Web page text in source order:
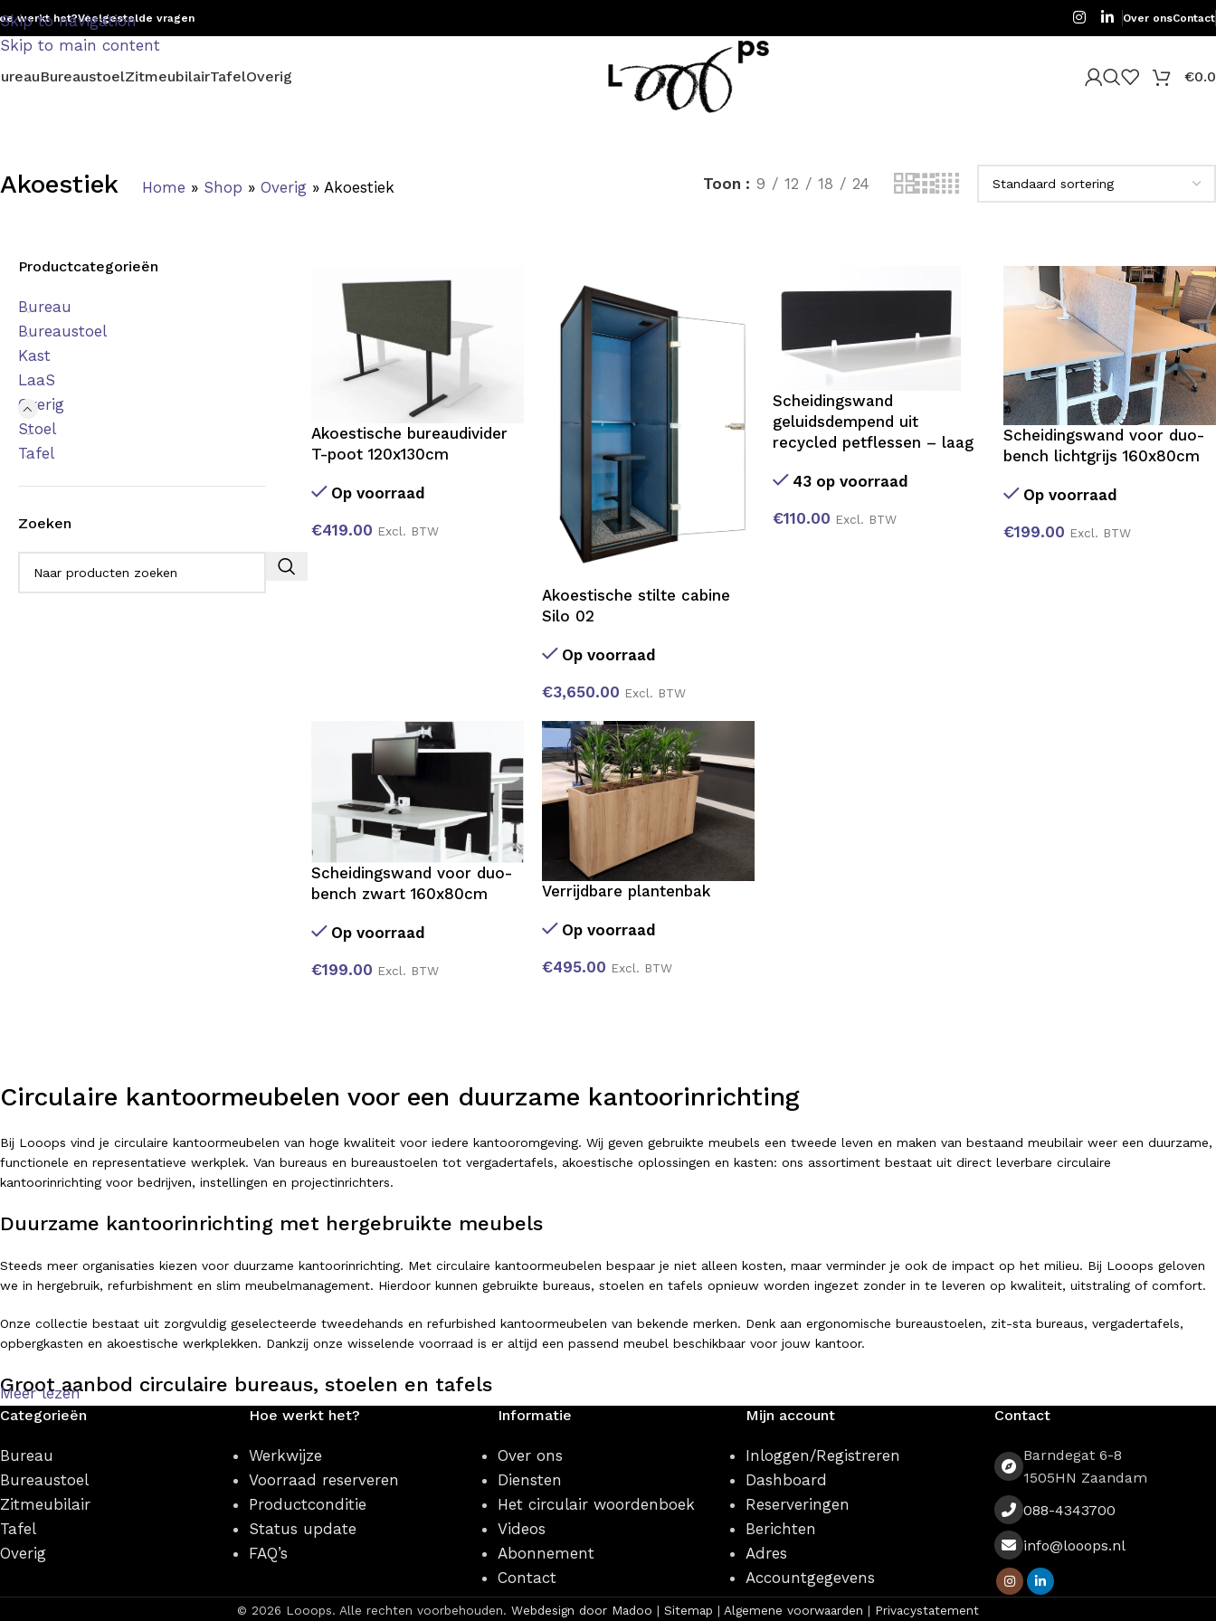
Skip to navigation
Skip to main content
werkt het?Veelgestelde vragen Over onsContact
BureaustoelZitmeubilairTafelOverig €
Akoestiek Home » Shop » Overig » Akoestiek Toon 9 12 18 24
Productcategorieën
Bureau
Bureaustoel
Kast
LaaS
Overig
Stoel
Tafel
Zoeken
Akoestische bureaudivider
T-poot 120x130cm
Op voorraad
€419.00 Excl. BTW
Akoestische stilte cabine
Silo 02
Op voorraad
€3,650.00 Excl. BTW
Scheidingswand
geluidsdempend uit
recycled petflessen – laag
43 op voorraad
€110.00 Excl. BTW
Scheidingswand voor duo-
bench lichtgrijs 160x80cm
Op voorraad
€199.00 Excl. BTW
Scheidingswand voor duo-
bench zwart 160x80cm
Op voorraad
€199.00 Excl. BTW
Verrijdbare plantenbak
Op voorraad
€495.00 Excl. BTW
Circulaire kantoormeubelen voor een duurzame kantoorinrichting
Bij Looops vind je circulaire kantoormeubelen van hoge kwaliteit voor iedere kantooromgeving. Wij geven gebruikte meubels een tweede leven en maken van bestaand meubilair weer een duurzame,
functionele en representatieve werkplek. Van bureaus en bureaustoelen tot vergadertafels, akoestische oplossingen en kasten: ons assortiment bestaat uit direct leverbare circulaire
kantoorinrichting voor bedrijven, instellingen en projectinrichters.
Duurzame kantoorinrichting met hergebruikte meubels
Steeds meer organisaties kiezen voor duurzame kantoorinrichting. Met circulaire kantoormeubelen bespaar je niet alleen kosten, maar verminder je ook de impact op het milieu. Bij Looops geloven
we in hergebruik, refurbishment en slim meubelmanagement. Hierdoor kunnen gebruikte bureaus, stoelen en tafels opnieuw worden ingezet zonder in te leveren op kwaliteit, uitstraling of comfort.
Onze collectie bestaat uit zorgvuldig geselecteerde tweedehands en refurbished kantoormeubelen van bekende merken. Denk aan ergonomische bureaustoelen, zit-sta bureaus, vergadertafels,
opbergkasten en akoestische werkplekken. Dankzij onze wisselende voorraad is er altijd een passend meubel beschikbaar voor jouw kantoor.
Groot aanbod circulaire bureaus, stoelen en tafels
Of je nu op zoek bent naar een ergonomische bureaustoel, een verstelbaar bureau of een complete vergaderopstelling: bij Looops vind je een breed assortiment circulaire kantoormeubelen. Onze
producten zijn direct leverbaar en beschikbaar in verschillende stijlen, afmetingen en uitvoeringen.
Populaire categorieën binnen onze webshop zijn:
Circulaire bureaus
Ergonomische bureaustoelen
Vergadertafels
Meer lezen
Categorieën
Bureau
Bureaustoel
Zitmeubilair
Tafel
Overig
Hoe werkt het?
Werkwijze
Voorraad reserveren
Productconditie
Status update
FAQ’s
Informatie
Over ons
Diensten
Het circulair woordenboek
Videos
Abonnement
Contact
Mijn account
Inloggen/Registreren
Dashboard
Reserveringen
Berichten
Adres
Accountgegevens
Contact
Barndegat 6-8
1505HN Zaandam
088-4343700
info@looops.nl
© 2026 Looops. Alle rechten voorbehouden. Webdesign door Madoo | Sitemap | Algemene voorwaarden | Privacystatement